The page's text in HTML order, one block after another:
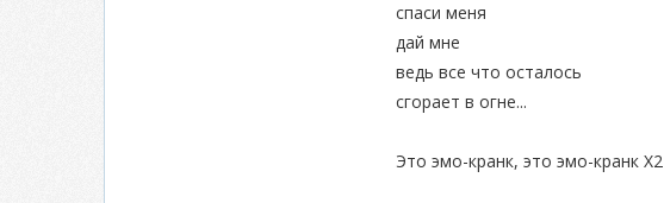
спаси меня
дай мне
ведь все что осталось
сгорает в огне...
Это эмо-кранк, это эмо-кранк X2